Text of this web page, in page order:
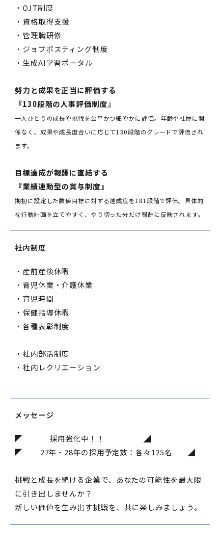
・OJT制度
・資格取得支援
・管理職研修
・ジョブポスティング制度
・生成AI学習ポータル
努力と成果を正当に評価する
『130段階の人事評価制度』
一人ひとりの成長や挑戦を公平かつ細やかに評価。年齢や社歴に関
係なく、成果や成長度合いに応じて130段階のグレードで評価され
ます。
目標達成が報酬に直結する
『業績連動型の賞与制度』
期初に設定した数値目標に対する達成度を181段階で評価。具体的
な行動計画を立てやすく、やり切った分だけ報酬に反映されます。
社内制度
・産前産後休暇
・育児休業・介護休業
・育児時間
・保健指導休暇
・各種表彰制度
・社内部活制度
・社内レクリエーション
メッセージ
◤ 採用強化中！！ ◢
◤ 27年・28年の採用予定数：各々125名 ◢
挑戦と成長を続ける企業で、あなたの可能性を最大限
に引き出しませんか？
新しい価値を生み出す挑戦を、共に楽しみましょう。